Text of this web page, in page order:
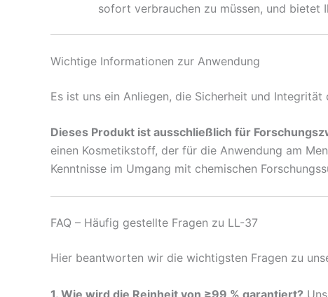
sofort verbrauchen zu müssen, und bietet
Wichtige Informationen zur Anwendung
Es ist uns ein Anliegen, die Sicherheit und
Dieses Produkt ist ausschließlich für
einen Kosmetikstoff, der für die Anwendung am
Kenntnisse im Umgang mit chemischen
FAQ – Häufig gestellte Fragen zu LL-37
Hier beantworten wir die wichtigsten Fragen zu
1. Wie wird die Reinheit von ≥99 % garantiert?